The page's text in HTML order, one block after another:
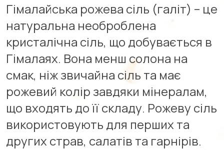
Гімалайська рожева сіль (галіт) – це
натуральна необроблена
кристалічна сіль, що добувається в
Гімалаях. Вона менш солона на
смак, ніж звичайна сіль та має
рожевий колір завдяки мінералам,
що входять до її складу. Рожеву сіль
використовують для перших та
других страв, салатів та гарнірів.